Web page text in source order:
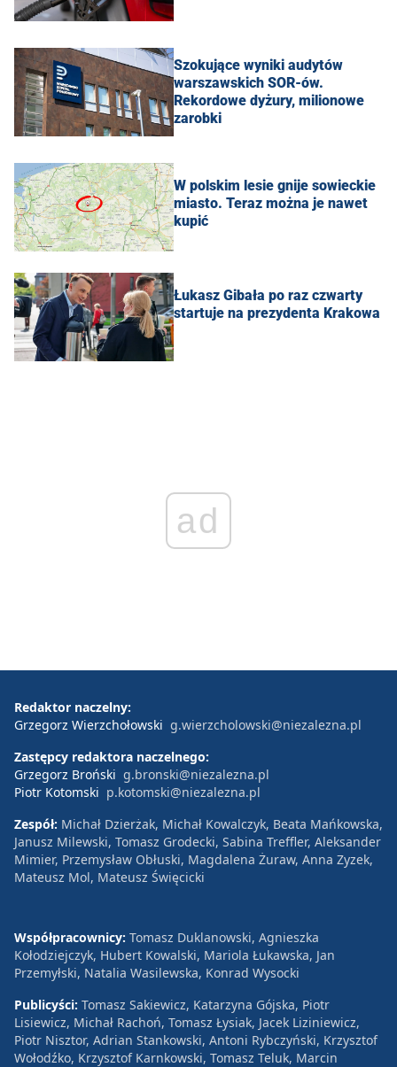
Szokujące wyniki audytów
warszawskich SOR-ów.
Rekordowe dyżury, milionowe
zarobki
W polskim lesie gnije sowieckie
miasto. Teraz można je nawet
kupić
Łukasz Gibała po raz czwarty
startuje na prezydenta Krakowa
ad
Redaktor naczelny:
Grzegorz Wierzchołowski g.wierzcholowski@niezalezna.pl
Zastępcy redaktora naczelnego:
Grzegorz Broński g.bronski@niezalezna.pl
Piotr Kotomski p.kotomski@niezalezna.pl
Zespół: Michał Dzierżak, Michał Kowalczyk, Beata Mańkowska,
Janusz Milewski, Tomasz Grodecki, Sabina Treffler, Aleksander
Mimier, Przemysław Obłuski, Magdalena Żuraw, Anna Zyzek,
Mateusz Mol, Mateusz Święcicki
Współpracownicy: Tomasz Duklanowski, Agnieszka
Kołodziejczyk, Hubert Kowalski, Mariola Łukawska, Jan
Przemyłski, Natalia Wasilewska, Konrad Wysocki
Publicyści: Tomasz Sakiewicz, Katarzyna Gójska, Piotr
Lisiewicz, Michał Rachoń, Tomasz Łysiak, Jacek Liziniewicz,
Piotr Nisztor, Adrian Stankowski, Antoni Rybczyński, Krzysztof
Wołodźko, Krzysztof Karnkowski, Tomasz Teluk, Marcin